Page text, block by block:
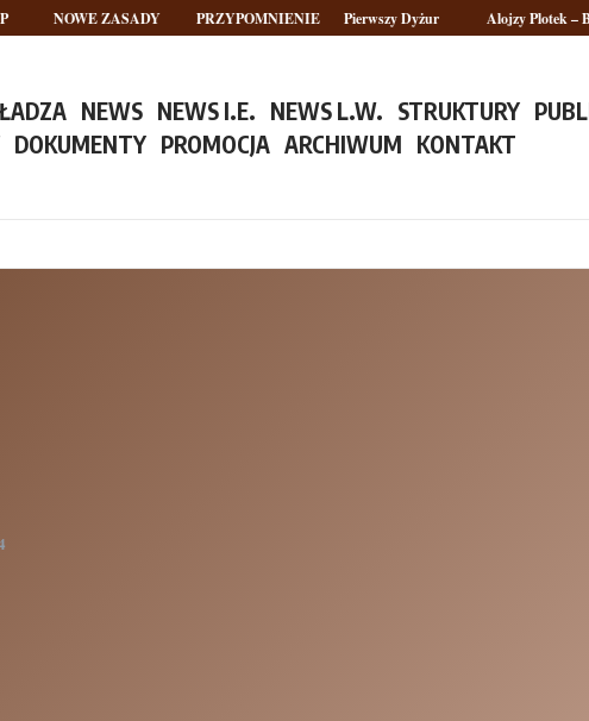
NOWE ZASADY PRZYPOMNIENIE Pierwszy Dyżur Alojzy Plotek –
NEWS NEWS I.E. NEWS L.W. STRUKTURY
DOKUMENTY PROMOCJA ARCHIWUM KONTAKT